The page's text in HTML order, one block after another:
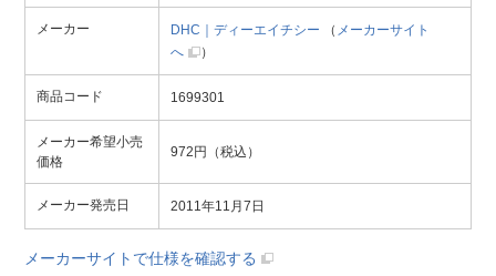
メーカー DHC｜ディーエイチシー （ メーカーサイト
へ
）
商品コード 1699301
メーカー希望小売
価格
972円（税込）
メーカー発売日 2011年11月7日
メーカーサイトで仕様を確認する